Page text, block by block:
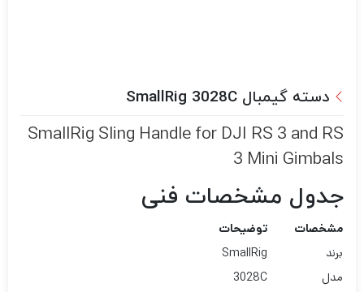
دسته گیمبال SmallRig 3028C
SmallRig Sling Handle for DJI RS 3 and RS
3 Mini Gimbals
جدول مشخصات فنی
مشخصات
توضیحات
برند
SmallRig
مدل
3028C